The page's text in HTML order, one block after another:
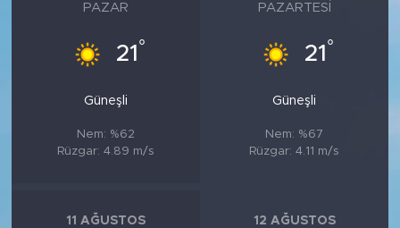
PAZAR
21 °
Güneşli
Nem: %62
Rüzgar: 4.89 m/s
PAZARTESI
21 °
Güneşli
Nem: %67
Rüzgar: 4.11 m/s
11 AĞUSTOS 12 AĞUSTOS